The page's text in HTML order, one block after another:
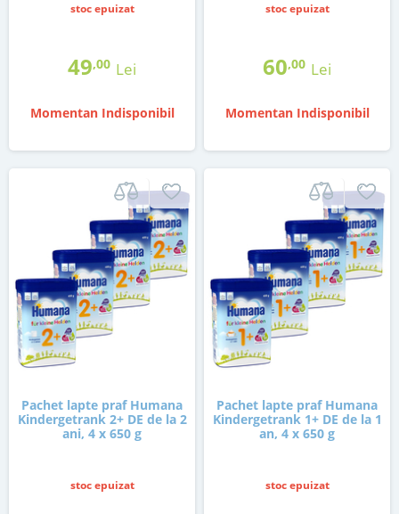
stoc epuizat
49,00 Lei
Momentan Indisponibil
stoc epuizat
60,00 Lei
Momentan Indisponibil
Pachet lapte praf Humana
Kindergetrank 2+ DE de la 2
ani, 4 x 650 g
stoc epuizat
Pachet lapte praf Humana
Kindergetrank 1+ DE de la 1
an, 4 x 650 g
stoc epuizat